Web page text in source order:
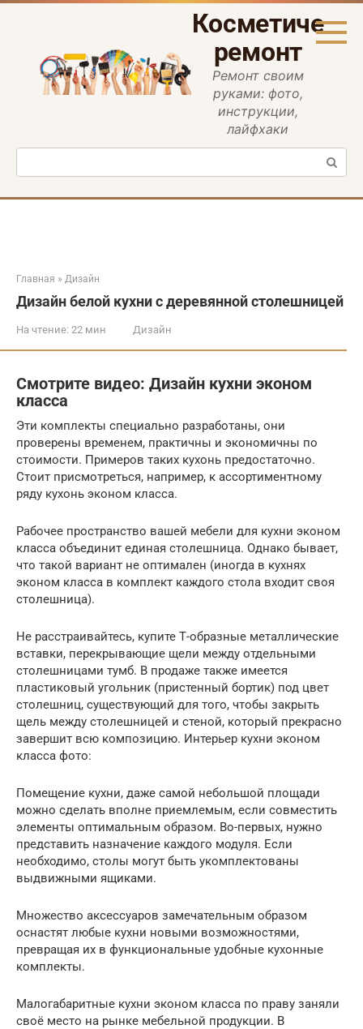
Перейти
ремонт
Ремонт своим
руками: фото,
инструкции,
лайфхаки
Поиск:
Главная » Дизайн
Дизайн белой кухни с деревянной столешницей
На чтение: 22 мин Дизайн
Смотрите видео: Дизайн кухни эконом
класса
Эти комплекты специально разработаны, они
проверены временем, практичны и экономичны по
стоимости. Примеров таких кухонь предостаточно.
Стоит присмотреться, например, к ассортиментному
ряду кухонь эконом класса.
Рабочее пространство вашей мебели для кухни эконом
класса объединит единая столешница. Однако бывает,
что такой вариант не оптимален (иногда в кухнях
эконом класса в комплект каждого стола входит своя
столешница).
Не расстраивайтесь, купите Т-образные металлические
вставки, перекрывающие щели между отдельными
столешницами тумб. В продаже также имеется
пластиковый угольник (пристенный бортик) под цвет
столешниц, существующий для того, чтобы закрыть
щель между столешницей и стеной, который прекрасно
завершит всю композицию. Интерьер кухни эконом
класса фото:
Помещение кухни, даже самой небольшой площади
можно сделать вполне приемлемым, если совместить
элементы оптимальным образом. Во-первых, нужно
представить назначение каждого модуля. Если
необходимо, столы могут быть укомплектованы
выдвижными ящиками.
Множество аксессуаров замечательным образом
оснастят любые кухни новыми возможностями,
превращая их в функциональные удобные кухонные
комплекты.
Малогабаритные кухни эконом класса по праву заняли
своё место на рынке мебельной продукции. В